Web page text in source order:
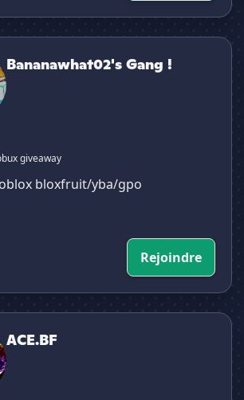
Gang !
Bananawhat02's Gang !
giveaway
bloxfruit/yba/gpo
Rejoindre
ACE.BF